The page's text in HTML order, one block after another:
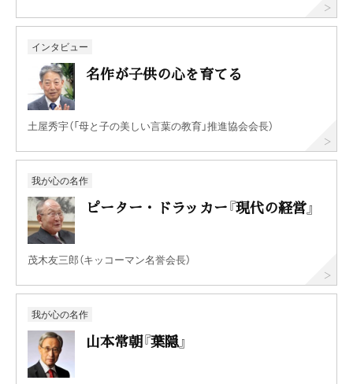
インタビュー
名作が子供の心を育てる
土屋秀宇（「母と子の美しい言葉の教育」推進協会会長）
我が心の名作
ピーター・ドラッカー『現代の経営』
茂木友三郎（キッコーマン名誉会長）
我が心の名作
山本常朝『葉隠』